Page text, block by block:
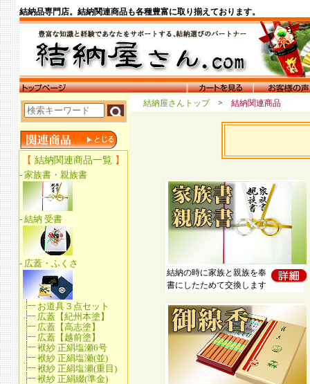
結納品専門店。結納関連商品も各種豊富に取り揃えております。
結納屋さんトップ > 結納関連商品
結納の時に家族と親族を奉
書にしたためて交換します